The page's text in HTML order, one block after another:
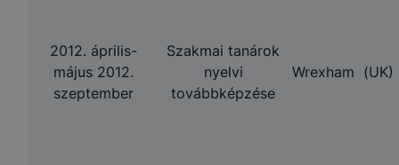
2012. április-
május 2012.
szeptember
Szakmai tanárok
nyelvi
továbbképzése
Wrexham (UK)